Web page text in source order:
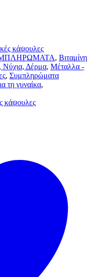
, Βιταμίνη
Νύχια, Δέρμα, Μέταλλα -
, Συμπληρώματα
τη γυναίκα,
κάψουλες